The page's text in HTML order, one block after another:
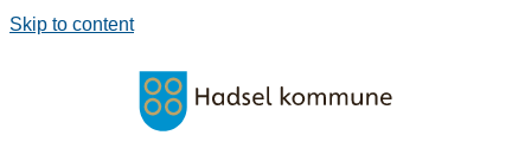
Skip to content